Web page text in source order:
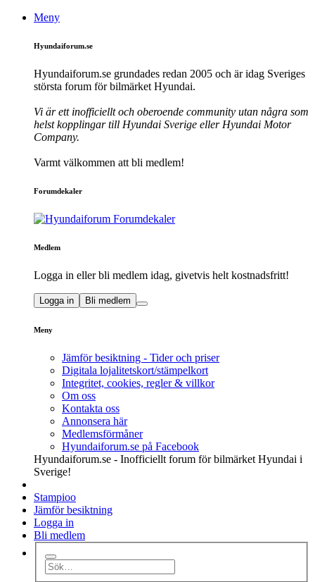
Meny
Hyundaiforum.se
Hyundaiforum.se grundades redan 2005 och är idag Sveriges
största forum för bilmärket Hyundai.
Vi är ett inofficiellt och oberoende community utan några som
helst kopplingar till Hyundai Sverige eller Hyundai Motor
Company.
Varmt välkommen att bli medlem!
Forumdekaler
Medlem
Logga in eller bli medlem idag, givetvis helt kostnadsfritt!
Logga in Bli medlem
Meny
Jämför besiktning - Tider och priser
Digitala lojalitetskort/stämpelkort
Integritet, cookies, regler & villkor
Om oss
Kontakta oss
Annonsera här
Medlemsförmåner
Hyundaiforum.se på Facebook
Hyundaiforum.se - Inofficiellt forum för bilmärket Hyundai i
Sverige!
Stampioo
Jämför besiktning
Logga in
Bli medlem